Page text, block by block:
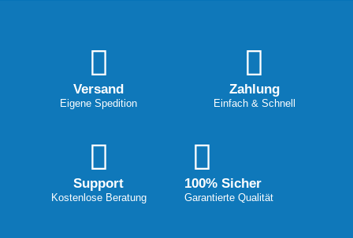
Versand
Eigene Spedition
Zahlung
Einfach & Schnell
Support
Kostenlose Beratung
100% Sicher
Garantierte Qualität